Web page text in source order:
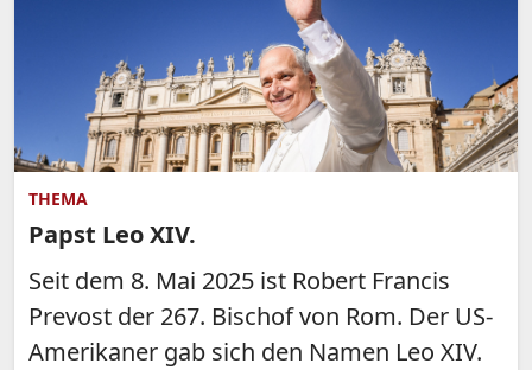
THEMA
Papst Leo XIV.
Seit dem 8. Mai 2025 ist Robert Francis
Prevost der 267. Bischof von Rom. Der US-
Amerikaner gab sich den Namen Leo XIV.